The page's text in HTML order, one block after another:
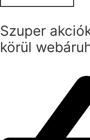
Szuper
körül